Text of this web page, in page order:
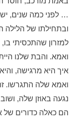
… לפני כמה שנים,
ובתחילתו של
למזרון שהתכסיתי
ואמא. והבת שלנו
איך היא מרגישה,
ואמא שלה התגרשו.
נגעה באוזן שלה,
הם כאלה כדורים של